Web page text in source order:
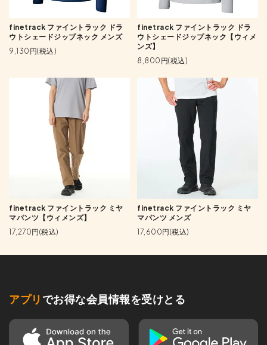
finetrack ファイントラック ドラ
ウトシェードジップネック メンズ
9,130円(税込)
finetrack ファイントラック ドラ
ウトシェードジップネック【ウィメ
ンズ】
8,800円(税込)
finetrack ファイントラック ミヤ
マパンツ【ウィメンズ】
17,270円(税込)
finetrack ファイントラック ミヤ
マパンツ メンズ
17,600円(税込)
アプリ でお得な会員情報を受けとる